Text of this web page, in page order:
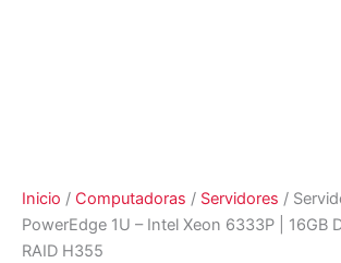
Inicio / Computadoras / Servidores /
PowerEdge 1U – Intel Xeon 6333P | 16GB
RAID H355